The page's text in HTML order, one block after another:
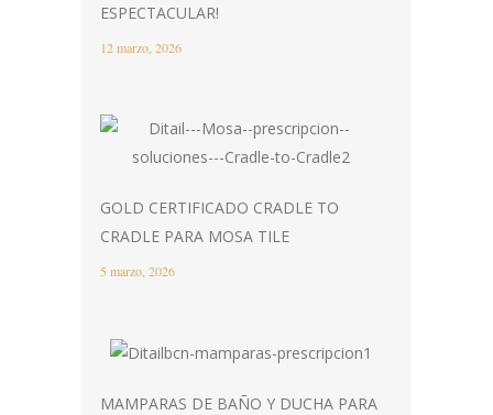
ESPECTACULAR!
12 marzo, 2026
GOLD CERTIFICADO CRADLE TO
CRADLE PARA MOSA TILE
5 marzo, 2026
MAMPARAS DE BAÑO Y DUCHA PARA